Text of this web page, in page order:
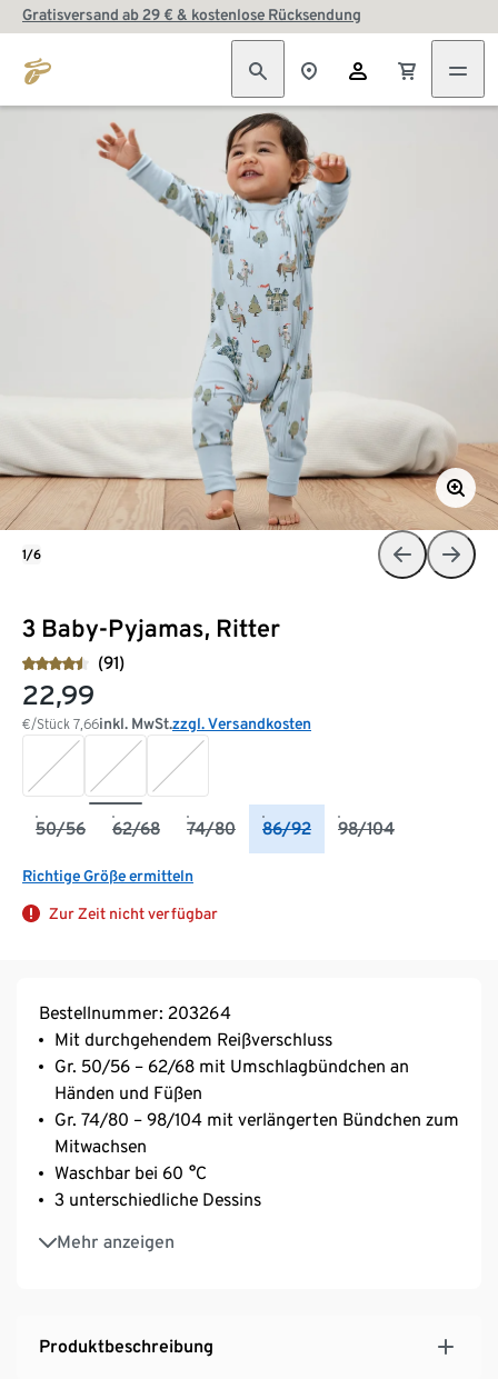
Gratisversand ab 29 € & kostenlose Rücksendung
3 Baby-Pyjamas, Ritter
(91)
22,99
€/Stück 7,66inkl. MwSt.zzgl. Versandkosten
50/56 62/68 74/80 86/92 98/104
Richtige Größe ermitteln
Zur Zeit nicht verfügbar
1/6
Bestellnummer: 203264
Mit durchgehendem Reißverschluss
Gr. 50/56 – 62/68 mit Umschlagbündchen an
Händen und Füßen
Gr. 74/80 – 98/104 mit verlängerten Bündchen zum
Mitwachsen
Waschbar bei 60 °C
3 unterschiedliche Dessins
Mehr anzeigen
Mit Baumwolle
Produktbeschreibung